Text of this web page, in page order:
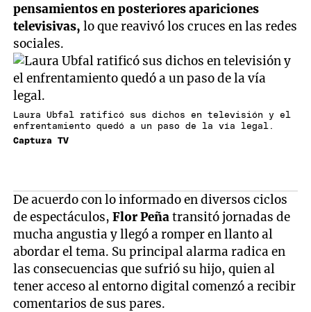
pensamientos en posteriores apariciones
televisivas,lo que reavivó los cruces en las redes
sociales.
Laura Ubfal ratificó sus dichos en televisión y el
enfrentamiento quedó a un paso de la vía legal.
Captura TV
De acuerdo con lo informado en diversos ciclos
de espectáculos,Flor Peñatransitó jornadas de
mucha angustia y llegó a romper en llanto al
abordar el tema. Su principal alarma radica en
las consecuencias que sufrió su hijo, quien al
tener acceso al entorno digital comenzó a recibir
comentarios de sus pares.